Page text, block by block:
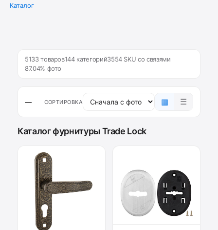
Каталог
5133 товаров144 категорий3554 SKU со связями
87.04% фото
— СОРТИРОВКА ▦ ☰
Каталог фурнитуры Trade Lock